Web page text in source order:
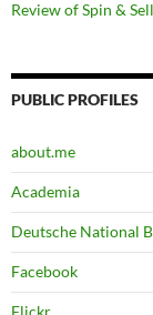
Review of Spin & Sell
PUBLIC PROFILES
about.me
Academia
Deutsche National
Facebook